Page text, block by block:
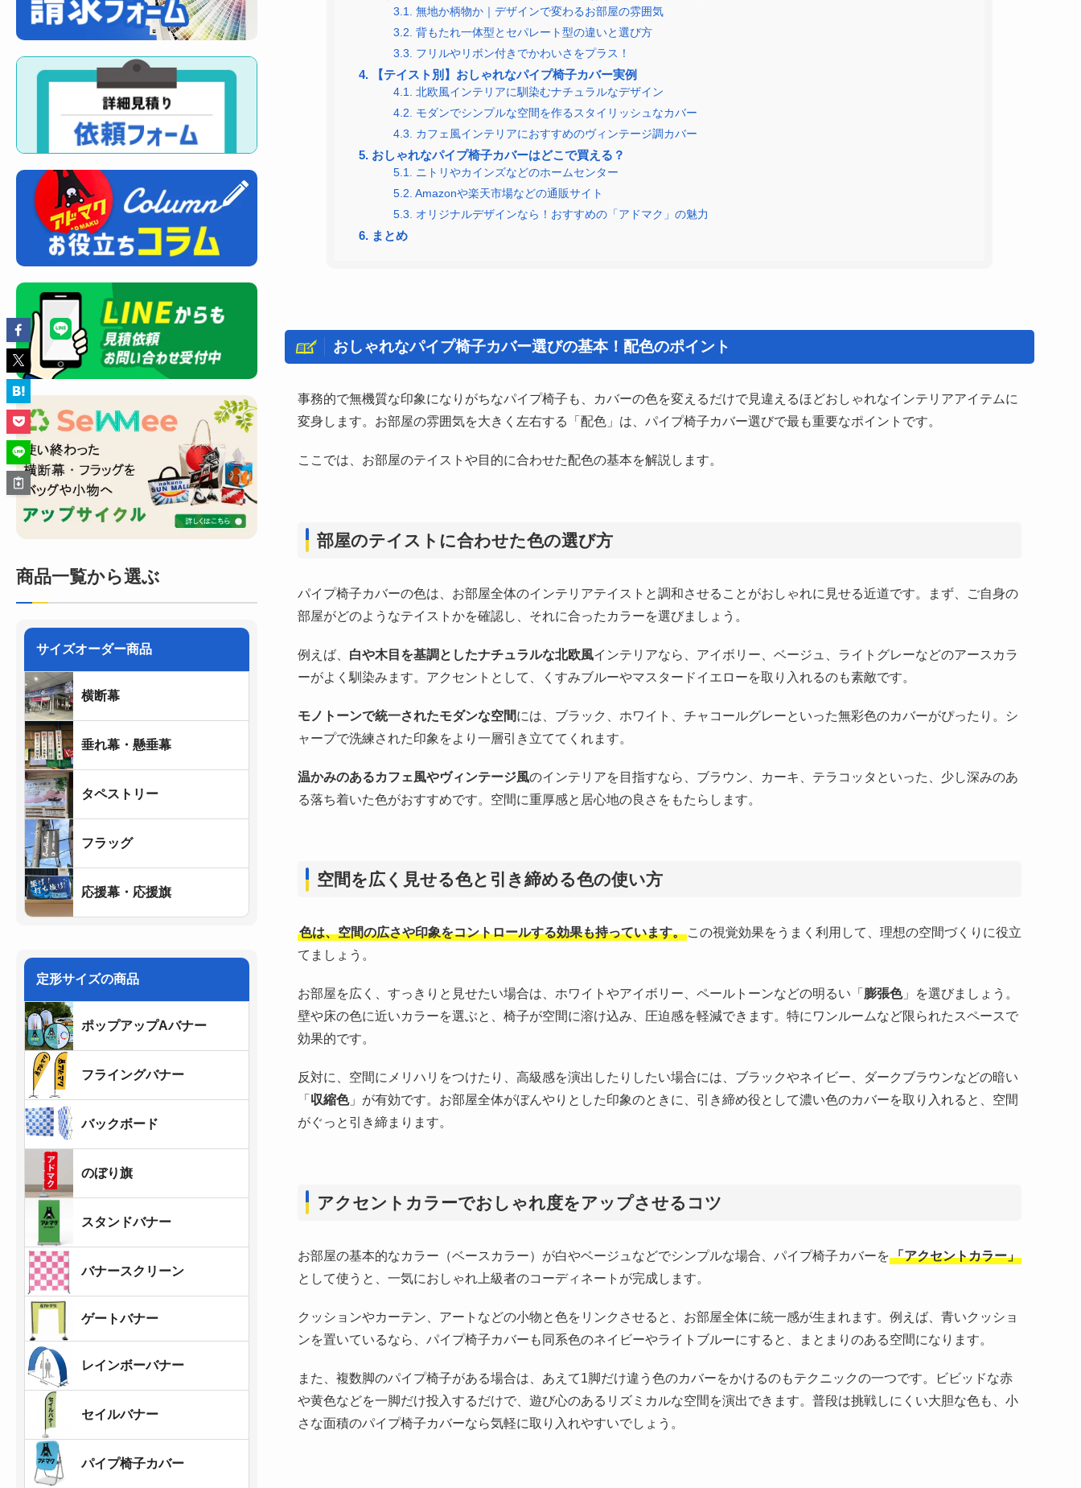
3.1.
無地か柄物か｜デザインで変わるお部屋の雰囲気
3.2. 背もたれ一体型とセパレート型の違いと選び方
3.3.
フリルやリボン付きでかわいさをプラス！
4. 【テイスト別】おしゃれなパイプ椅子カバー実例
4.1.
北欧風インテリアに馴染むナチュラルなデザイン
4.2.
モダンでシンプルな空間を作るスタイリッシュなカバー
4.3.
カフェ風インテリアにおすすめのヴィンテージ調カバー
5. おしゃれなパイプ椅子カバーはどこで買える？
5.1.
ニトリやカインズなどのホームセンター
5.2. Amazonや楽天市場などの通販サイト
5.3.
オリジナルデザインなら！おすすめの「アドマク」の魅力
6. まとめ
おしゃれなパイプ椅子カバー選びの基本！配色のポイント
事務的で無機質な印象になりがちなパイプ椅子も、カバーの色を変えるだけで見違えるほどおしゃれなインテリアアイテムに
変身します。お部屋の雰囲気を大きく左右する「配色」は、パイプ椅子カバー選びで最も重要なポイントです。
ここでは、お部屋のテイストや目的に合わせた配色の基本を解説します。
部屋のテイストに合わせた色の選び方
パイプ椅子カバーの色は、お部屋全体のインテリアテイストと調和させることがおしゃれに見せる近道です。まず、ご自身の
部屋がどのようなテイストかを確認し、それに合ったカラーを選びましょう。
例えば、 白や木目を基調としたナチュラルな北欧風インテリアなら、アイボリー、ベージュ、ライトグレーなどのアースカラ
ーがよく馴染みます。アクセントとして、くすみブルーやマスタードイエローを取り入れるのも素敵です。
モノトーンで統一されたモダンな空間には、ブラック、ホワイト、チャコールグレーといった無彩色のカバーがぴったり。シ
ャープで洗練された印象をより一層引き立ててくれます。
温かみのあるカフェ風やヴィンテージ風のインテリアを目指すなら、ブラウン、カーキ、テラコッタといった、少し深みのあ
る落ち着いた色がおすすめです。空間に重厚感と居心地の良さをもたらします。
空間を広く見せる色と引き締める色の使い方
色は、空間の広さや印象をコントロールする効果も持っています。 この視覚効果をうまく利用して、理想の空間づくりに役立
てましょう。
お部屋を広く、すっきりと見せたい場合は、ホワイトやアイボリー、ペールトーンなどの明るい「 膨張色」を選びましょう。
壁や床の色に近いカラーを選ぶと、椅子が空間に溶け込み、圧迫感を軽減できます。特にワンルームなど限られたスペースで
効果的です。
反対に、空間にメリハリをつけたり、高級感を演出したりしたい場合には、ブラックやネイビー、ダークブラウンなどの暗い
「 収縮色」が有効です。お部屋全体がぼんやりとした印象のときに、引き締め役として濃い色のカバーを取り入れると、空間
がぐっと引き締まります。
アクセントカラーでおしゃれ度をアップさせるコツ
お部屋の基本的なカラー（ベースカラー）が白やベージュなどでシンプルな場合、パイプ椅子カバーを「アクセントカラー」
として使うと、一気におしゃれ上級者のコーディネートが完成します。
クッションやカーテン、アートなどの小物と色をリンクさせると、お部屋全体に統一感が生まれます。例えば、青いクッショ
ンを置いているなら、パイプ椅子カバーも同系色のネイビーやライトブルーにすると、まとまりのある空間になります。
また、複数脚のパイプ椅子がある場合は、あえて1脚だけ違う色のカバーをかけるのもテクニックの一つです。ビビッドな赤
や黄色などを一脚だけ投入するだけで、遊び心のあるリズミカルな空間を演出できます。普段は挑戦しにくい大胆な色も、小
さな面積のパイプ椅子カバーなら気軽に取り入れやすいでしょう。
商品一覧から選ぶ
サイズオーダー商品
横断幕
垂れ幕・懸垂幕
タペストリー
フラッグ
応援幕・応援旗
定形サイズの商品
ポップアップAバナー
フライングバナー
バックボード
のぼり旗
スタンドバナー
バナースクリーン
ゲートバナー
レインボーバナー
セイルバナー
パイプ椅子カバー